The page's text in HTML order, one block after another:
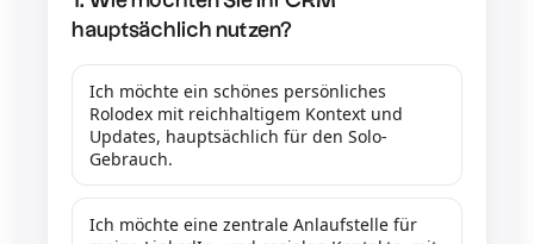
hauptsächlich nutzen?
Ich möchte ein schönes persönliches
Rolodex mit reichhaltigem Kontext und
Updates, hauptsächlich für den Solo-
Gebrauch.
Ich möchte eine zentrale Anlaufstelle für